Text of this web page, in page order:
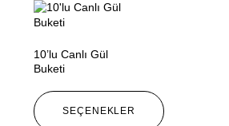
10’lu Canlı Gül
Buketi
SEÇENEKLER